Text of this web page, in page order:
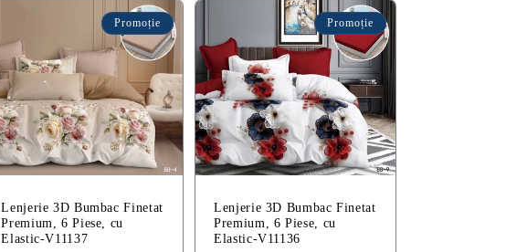
Promoție
Lenjerie 3D Bumbac Finetat
Premium, 6 Piese, cu
Elastic-V11137
Promoție
Lenjerie 3D Bumbac Finetat
Premium, 6 Piese, cu
Elastic-V11136